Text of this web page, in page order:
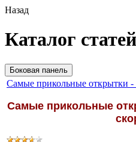
Назад
Каталог статей
Боковая панель
Самые прикольные открытки -
Самые прикольные